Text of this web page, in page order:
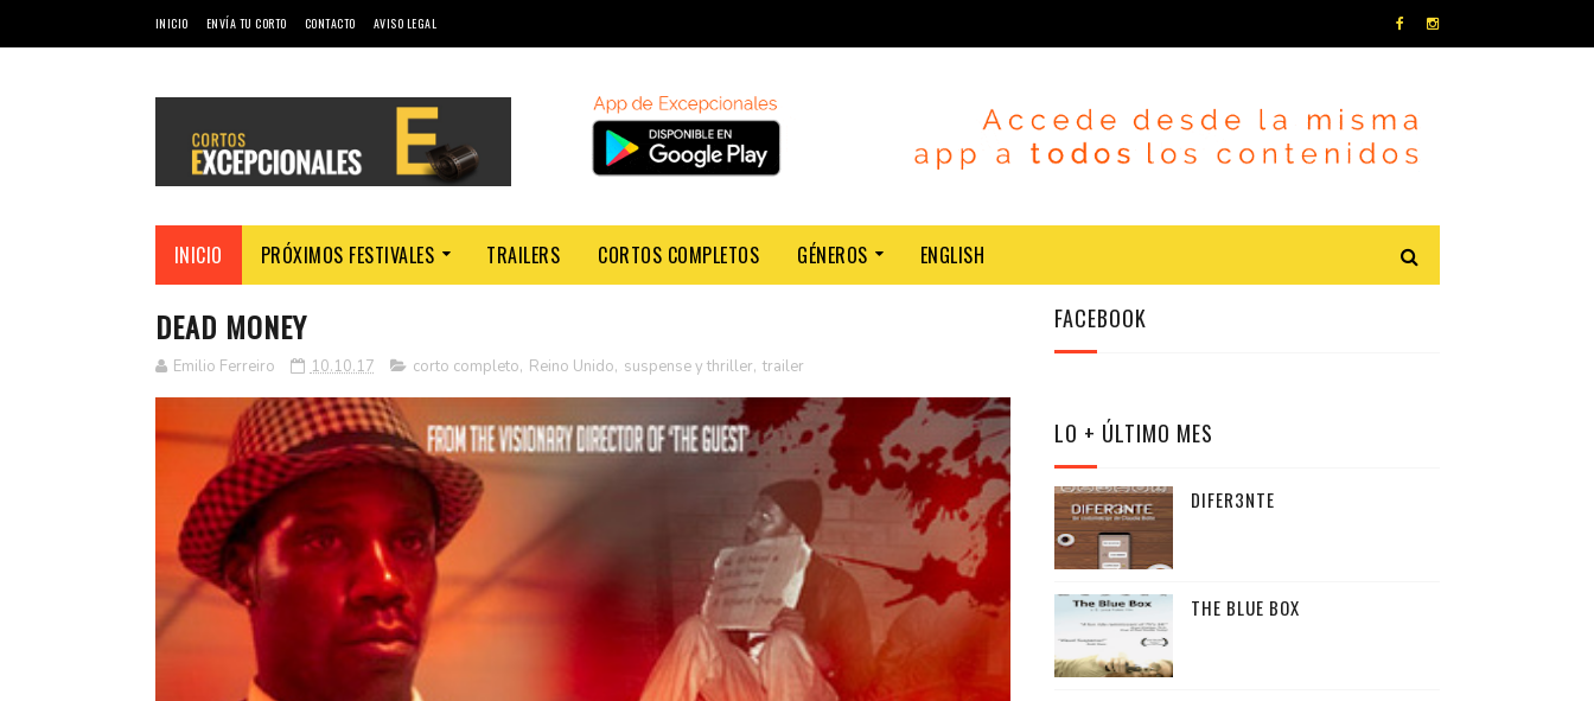
INICIO ENVÍA TU CORTO CONTACTO AVISO LEGAL
INICIO PRÓXIMOS FESTIVALES TRAILERS CORTOS COMPLETOS GÉNEROS ENGLISH
DEAD MONEY
Emilio Ferreiro 10.10.17 corto completo, Reino Unido, suspense y thriller, trailer
FACEBOOK
LO + ÚLTIMO MES
DIFER3NTE
THE BLUE BOX